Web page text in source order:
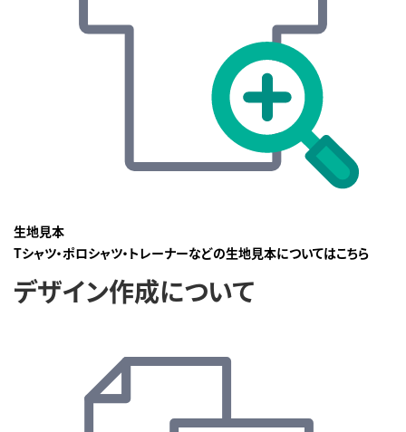
生地見本
Tシャツ・ポロシャツ・トレーナーなどの生地見本についてはこちら
デザイン作成について